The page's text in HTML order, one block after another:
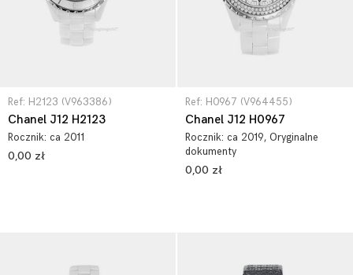
Ref: H2123 (V963386)
Chanel J12 H2123
Rocznik: ca 2011
0,00 zł
Ref: H0967 (V964455)
Chanel J12 H0967
Rocznik: ca 2019, Oryginalne
dokumenty
0,00 zł